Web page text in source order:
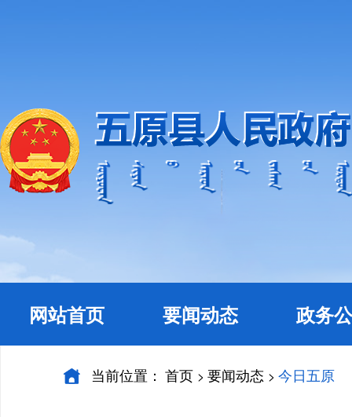
网站首页 要闻动态 政务
当前位置： 首页 > 要闻动态 > 今日五原